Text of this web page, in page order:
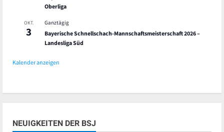
Oberliga
OKT.
3
Ganztägig
Bayerische Schnellschach-Mannschaftsmeisterschaft 2026 –
Landesliga Süd
Kalender anzeigen
NEUIGKEITEN DER BSJ